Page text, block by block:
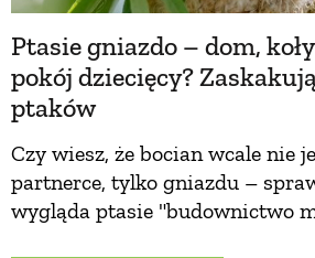
Ptasie gniazdo – dom,
pokój dziecięcy?
ptaków
Czy wiesz, że bocian wcale nie
partnerce, tylko gniazdu –
wygląda ptasie "budownictwo